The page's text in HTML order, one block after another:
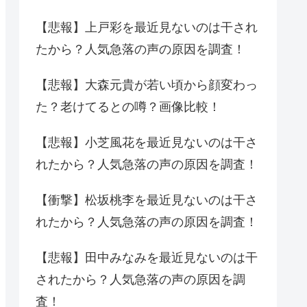
【悲報】上戸彩を最近見ないのは干され
たから？人気急落の声の原因を調査！
【悲報】大森元貴が若い頃から顔変わっ
た？老けてるとの噂？画像比較！
【悲報】小芝風花を最近見ないのは干さ
れたから？人気急落の声の原因を調査！
【衝撃】松坂桃李を最近見ないのは干さ
れたから？人気急落の声の原因を調査！
【悲報】田中みなみを最近見ないのは干
されたから？人気急落の声の原因を調
査！